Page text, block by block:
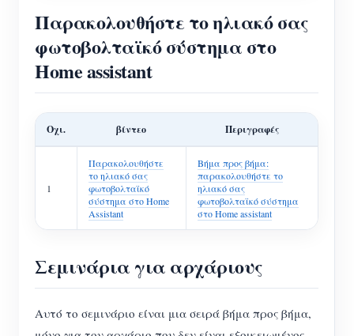
Παρακολουθήστε το ηλιακό σας
φωτοβολταϊκό σύστημα στο
Home assistant
Οχι. βίντεο Περιγραφές
1
Παρακολουθήστε
το ηλιακό σας
φωτοβολταϊκό
σύστημα στο Home
Assistant
Βήμα προς βήμα:
παρακολουθήστε το
ηλιακό σας
φωτοβολταϊκό σύστημα
στο Home assistant
Σεμινάρια για αρχάριους
Αυτό το σεμινάριο είναι μια σειρά βήμα προς βήμα,